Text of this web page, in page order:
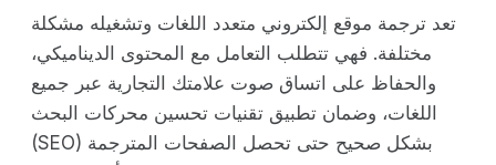
تعد ترجمة موقع إلكتروني متعدد اللغات وتشغيله مشكلة
مختلفة. فهي تتطلب التعامل مع المحتوى الديناميكي،
والحفاظ على اتساق صوت علامتك التجارية عبر جميع
اللغات، وضمان تطبيق تقنيات تحسين محركات البحث
(SEO) بشكل صحيح حتى تحصل الصفحات المترجمة